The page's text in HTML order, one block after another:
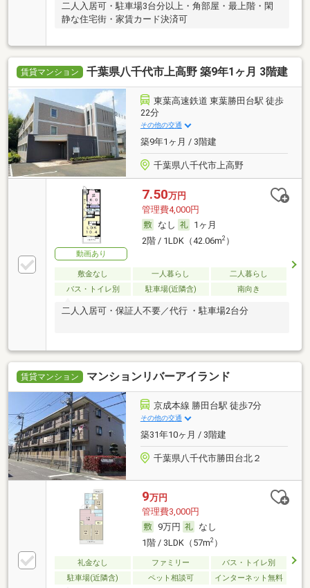
二人入居可・駐車場3台分以上・角部屋・最上階・閑
静な住宅街・家賃カード決済可
賃貸マンション 千葉県八千代市上高野 築9年1ヶ月 3階建
東葉高速鉄道 東葉勝田台駅 徒歩
22分
その他の交通
築9年1ヶ月 / 3階建
千葉県八千代市上高野
動画あり
7.50万円
管理費4,000円
なし
1ヶ月
2階 / 1LDK（42.06m2）
敷金なし 一人暮らし
二人暮らし
バス・トイレ別
駐車場(近隣含) 南向き
二人入居可・保証人不要／代行 ・駐車場2台分
賃貸マンション マンションリバーアイランド
京成本線 勝田台駅 徒歩7分
その他の交通
築31年10ヶ月 / 3階建
千葉県八千代市勝田台北２
9万円
管理費3,000円
9万円
なし
1階 / 3LDK（57m2）
礼金なし ファミリー
バス・トイレ別
駐車場(近隣含)
ペット相談可 インターネット無料